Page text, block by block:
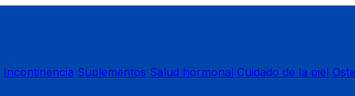
Incontinencia Suplementos Salud hormonal Cuidado de la piel